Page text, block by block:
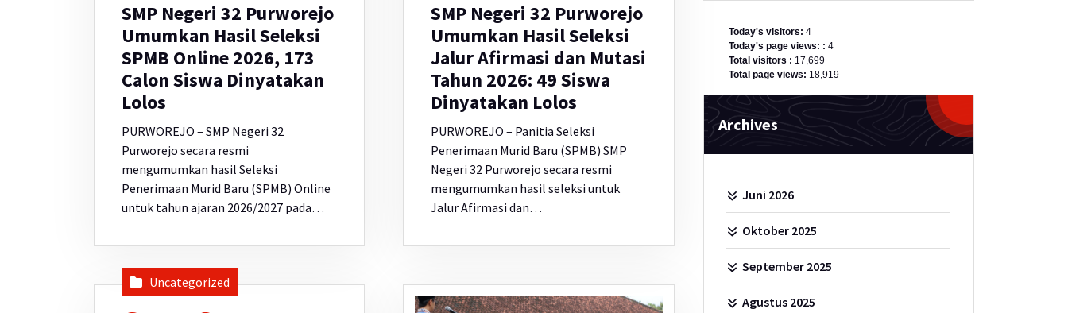
SMP Negeri 32 Purworejo
Umumkan Hasil Seleksi
SPMB Online 2026, 173
Calon Siswa Dinyatakan
Lolos
PURWOREJO – SMP Negeri 32
Purworejo secara resmi
mengumumkan hasil Seleksi
Penerimaan Murid Baru (SPMB) Online
untuk tahun ajaran 2026/2027 pada…
SMP Negeri 32 Purworejo
Umumkan Hasil Seleksi
Jalur Afirmasi dan Mutasi
Tahun 2026: 49 Siswa
Dinyatakan Lolos
PURWOREJO – Panitia Seleksi
Penerimaan Murid Baru (SPMB) SMP
Negeri 32 Purworejo secara resmi
mengumumkan hasil seleksi untuk
Jalur Afirmasi dan…
Uncategorized
Today's visitors: 4
Today's page views: : 4
Total visitors : 17,699
Total page views: 18,919
Archives
Juni 2026
Oktober 2025
September 2025
Agustus 2025